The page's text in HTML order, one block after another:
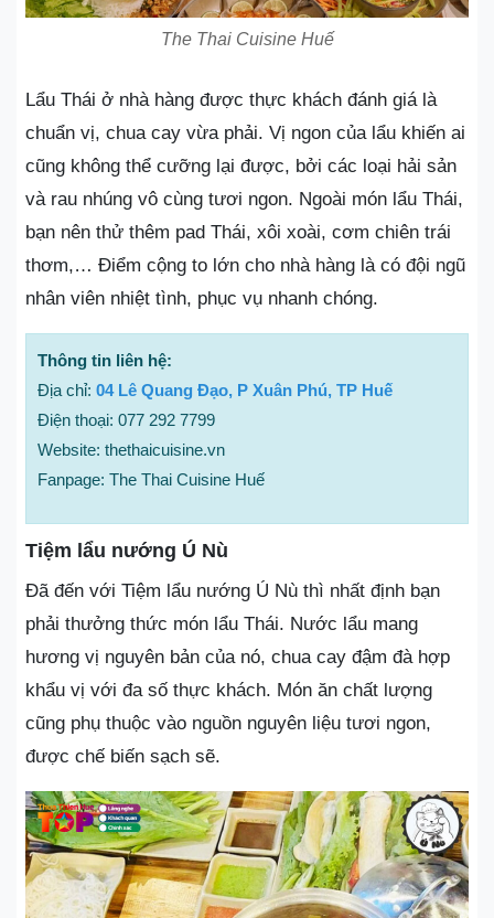
The Thai Cuisine Huế
Lẩu Thái ở nhà hàng được thực khách đánh giá là
chuẩn vị, chua cay vừa phải. Vị ngon của lẩu khiến ai
cũng không thể cưỡng lại được, bởi các loại hải sản
và rau nhúng vô cùng tươi ngon. Ngoài món lẩu Thái,
bạn nên thử thêm pad Thái, xôi xoài, cơm chiên trái
thơm,… Điểm cộng to lớn cho nhà hàng là có đội ngũ
nhân viên nhiệt tình, phục vụ nhanh chóng.
Thông tin liên hệ:
Địa chỉ: 04 Lê Quang Đạo, P Xuân Phú, TP Huế
Điện thoại: 077 292 7799
Website: thethaicuisine.vn
Fanpage: The Thai Cuisine Huế
Tiệm lẩu nướng Ú Nù
Đã đến với Tiệm lẩu nướng Ú Nù thì nhất định bạn
phải thưởng thức món lẩu Thái. Nước lẩu mang
hương vị nguyên bản của nó, chua cay đậm đà hợp
khẩu vị với đa số thực khách. Món ăn chất lượng
cũng phụ thuộc vào nguồn nguyên liệu tươi ngon,
được chế biến sạch sẽ.